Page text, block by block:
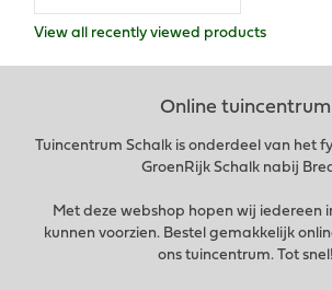
View all recently viewed products
Online tuincentrum
Tuincentrum Schalk is onderdeel van het
GroenRijk Schalk nabij
Met deze webshop hopen wij iedereen
kunnen voorzien. Bestel gemakkelijk
ons tuincentrum. Tot snel!